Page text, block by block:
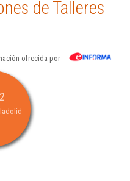
de Talleres
ofrecida por